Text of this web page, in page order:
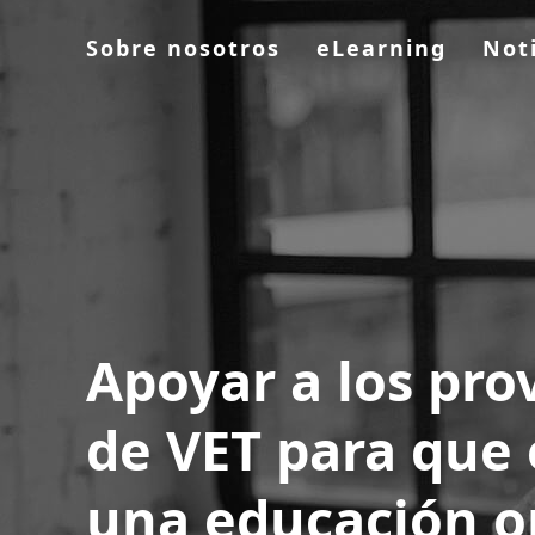
Sobre nosotros eLearning
Apoyar a los
de VET para
una educación